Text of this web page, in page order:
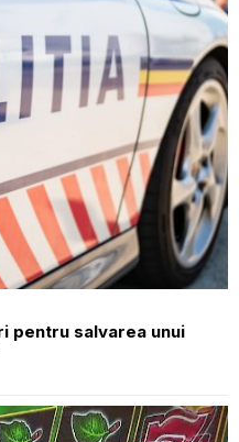
pentru salvarea unui